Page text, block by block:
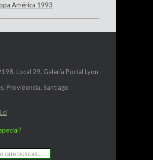
América 1993
Local 29, Galería Portal Lyon
Providencia, Santiago